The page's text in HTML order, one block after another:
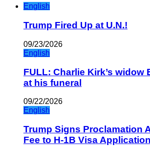
English
Trump Fired Up at U.N.!
09/23/2026
English
FULL: Charlie Kirk’s widow
at his funeral
09/22/2026
English
Trump Signs Proclamation
Fee to H-1B Visa